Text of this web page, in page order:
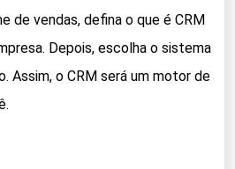
de vendas, defina o que é CRM
Depois, escolha o sistema
Assim, o CRM será um motor de